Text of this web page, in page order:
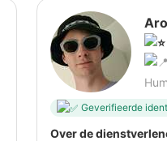
Geverifieerde
Over de